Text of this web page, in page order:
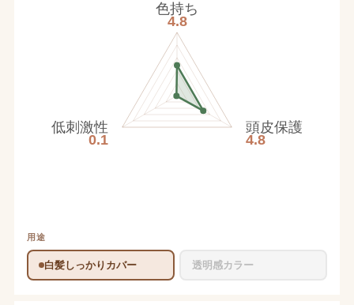
色持ち
4.8
頭皮保護
4.8
低刺激性
0.1
用途
白髪しっかりカバー 透明感カラー